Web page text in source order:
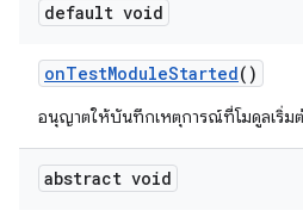
default void
onTestModuleStarted()
อนุญาตให้บันทึกเหตุการณ์ที่โมดูลเริ่ม
abstract void